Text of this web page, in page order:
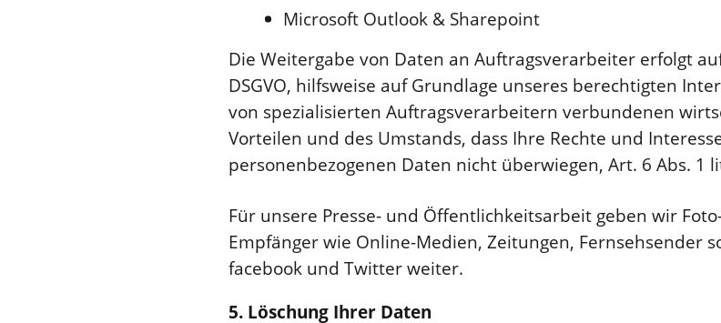
Microsoft Outlook & Sharepoint
Die Weitergabe von Daten an Auftragsverarbeiter erfolgt
DSGVO, hilfsweise auf Grundlage unseres berechtigten
von spezialisierten Auftragsverarbeitern verbundenen
Vorteilen und des Umstands, dass Ihre Rechte und
personenbezogenen Daten nicht überwiegen, Art. 6 Abs. 1
Für unsere Presse- und Öffentlichkeitsarbeit geben wir
Empfänger wie Online-Medien, Zeitungen, Fernsehsender
facebook und Twitter weiter.
5. Löschung Ihrer Daten